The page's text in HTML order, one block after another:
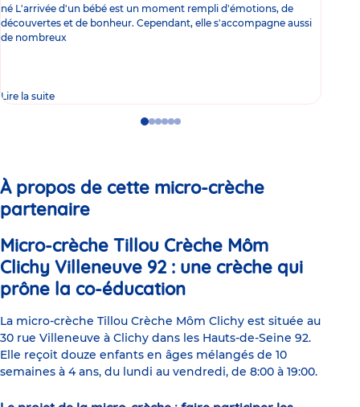
né L'arrivée d'un bébé est un moment rempli d'émotions, de
découvertes et de bonheur. Cependant, elle s'accompagne aussi
de nombreux
Lire la suite
GoGoGoGo
GoGo
À propos de cette micro-crèche
partenaire
Micro-crèche Tillou Crèche Môm
Clichy Villeneuve 92 : une crèche qui
prône la co-éducation
La micro-crèche Tillou Crèche Môm Clichy est située au
30 rue Villeneuve à Clichy dans les Hauts-de-Seine 92.
Elle reçoit douze enfants en âges mélangés de 10
semaines à 4 ans, du lundi au vendredi, de 8:00 à 19:00.